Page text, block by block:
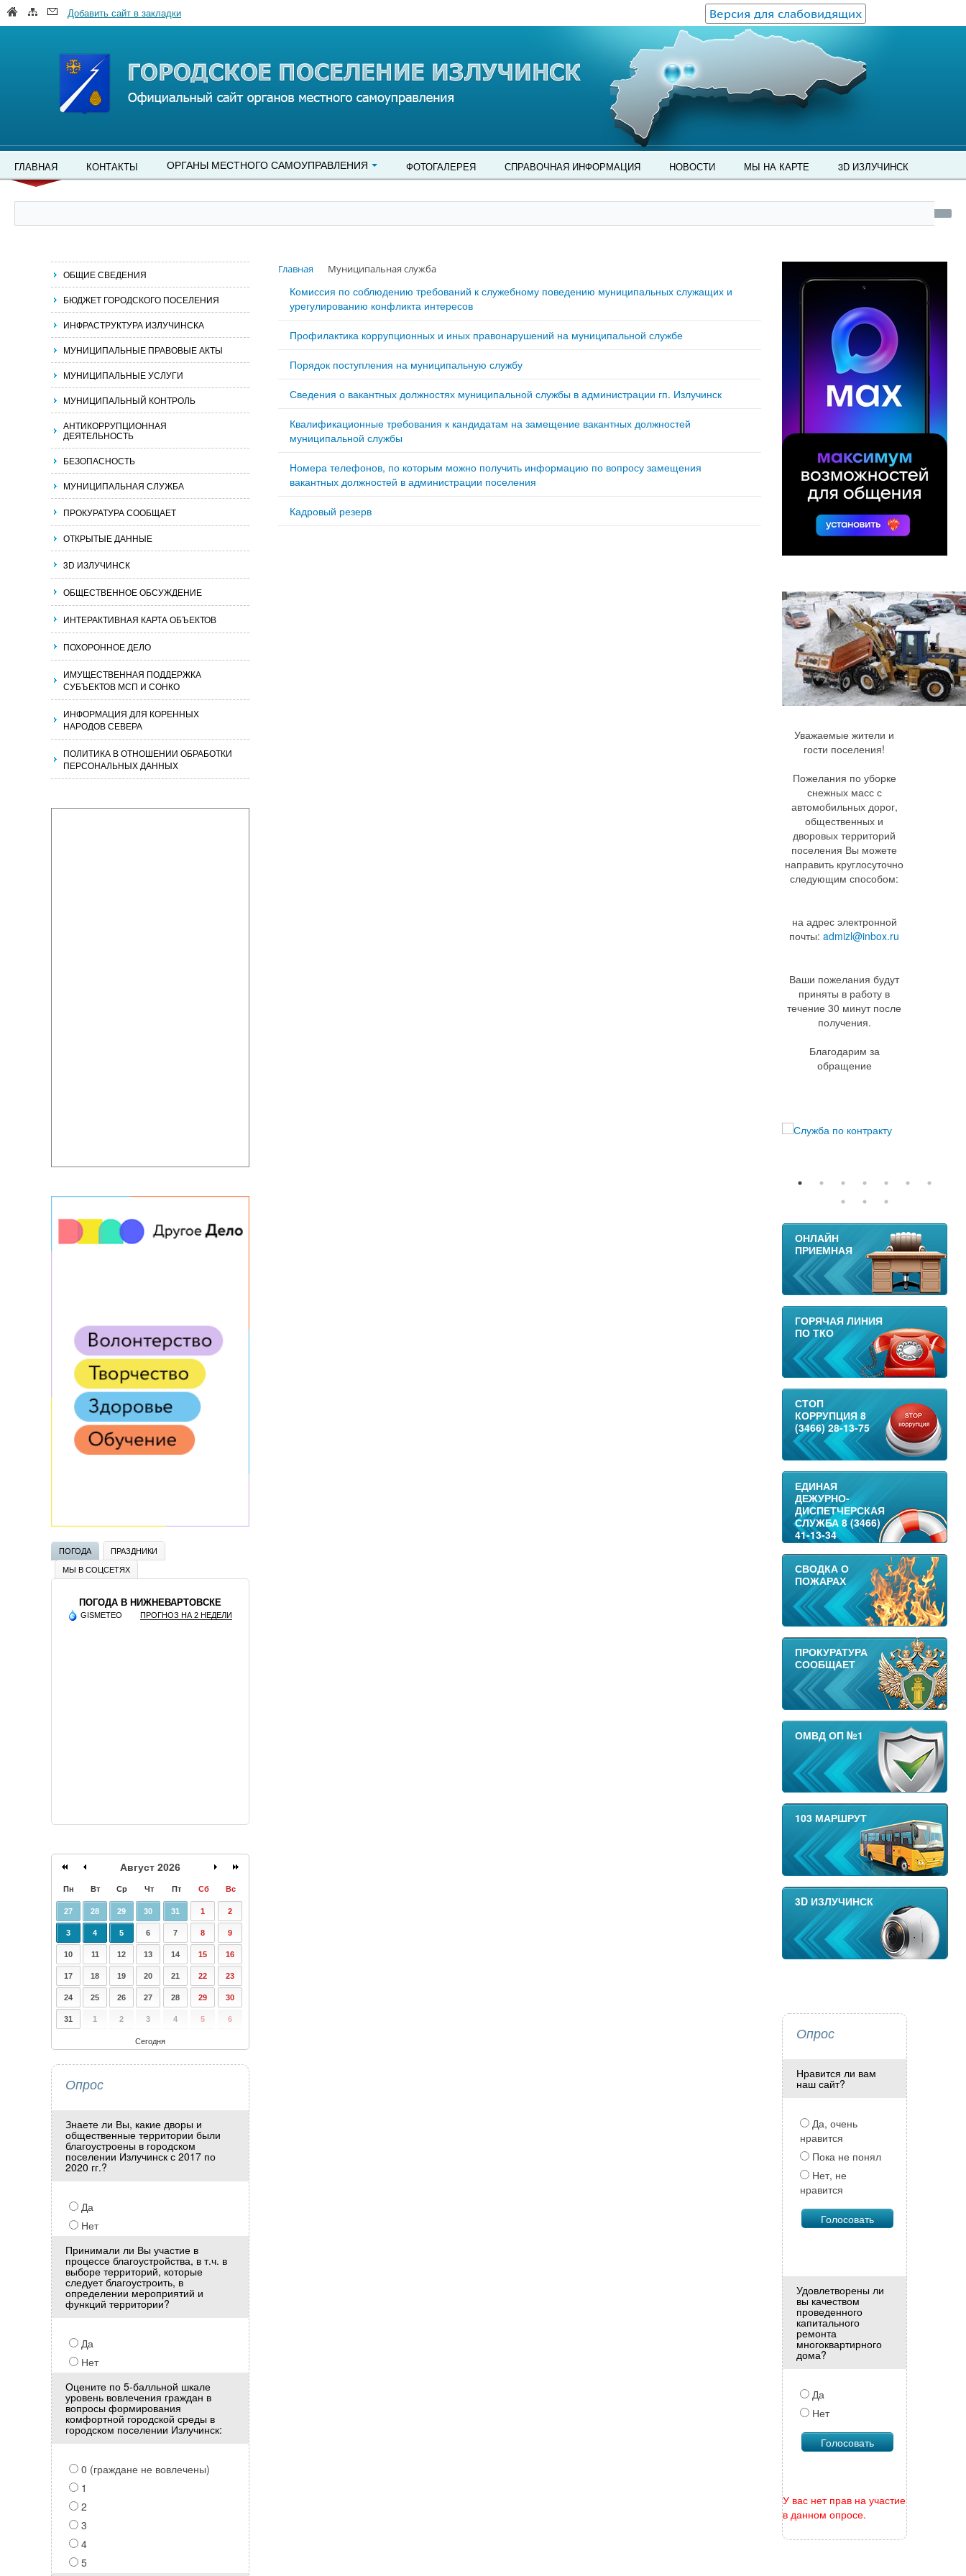
Версия для слабовидящих
Добавить сайт в закладки
ГЛАВНАЯ КОНТАКТЫ ОРГАНЫ МЕСТНОГО САМОУПРАВЛЕНИЯ ФОТОГАЛЕРЕЯ СПРАВОЧНАЯ ИНФОРМАЦИЯ НОВОСТИ МЫ НА КАРТЕ 3D ИЗЛУЧИНСК
Главная Муниципальная служба
Комиссия по соблюдению требований к служебному поведению муниципальных служащих и
урегулированию конфликта интересов
Профилактика коррупционных и иных правонарушений на муниципальной службе
Порядок поступления на муниципальную службу
Сведения о вакантных должностях муниципальной службы в администрации гп. Излучинск
Квалификационные требования к кандидатам на замещение вакантных должностей
муниципальной службы
Номера телефонов, по которым можно получить информацию по вопросу замещения
вакантных должностей в администрации поселения
Кадровый резерв
ОБЩИЕ СВЕДЕНИЯ
БЮДЖЕТ ГОРОДСКОГО ПОСЕЛЕНИЯ
ИНФРАСТРУКТУРА ИЗЛУЧИНСКА
МУНИЦИПАЛЬНЫЕ ПРАВОВЫЕ АКТЫ
МУНИЦИПАЛЬНЫЕ УСЛУГИ
МУНИЦИПАЛЬНЫЙ КОНТРОЛЬ
АНТИКОРРУПЦИОННАЯ
ДЕЯТЕЛЬНОСТЬ
БЕЗОПАСНОСТЬ
МУНИЦИПАЛЬНАЯ СЛУЖБА
ПРОКУРАТУРА СООБЩАЕТ
ОТКРЫТЫЕ ДАННЫЕ
3D ИЗЛУЧИНСК
ОБЩЕСТВЕННОЕ ОБСУЖДЕНИЕ
ИНТЕРАКТИВНАЯ КАРТА ОБЪЕКТОВ
ПОХОРОННОЕ ДЕЛО
ИМУЩЕСТВЕННАЯ ПОДДЕРЖКА
СУБЪЕКТОВ МСП И СОНКО
ИНФОРМАЦИЯ ДЛЯ КОРЕННЫХ
НАРОДОВ СЕВЕРА
ПОЛИТИКА В ОТНОШЕНИИ ОБРАБОТКИ
ПЕРСОНАЛЬНЫХ ДАННЫХ
ПОГОДА
ПРАЗДНИКИ
МЫ В СОЦСЕТЯХ
ПОГОДА В НИЖНЕВАРТОВСКЕ
GISMETEO ПРОГНОЗ НА 2 НЕДЕЛИ
Август 2026
Пн Вт Ср Чт Пт Сб Вс
27 28 29 30 31 1 2
3 4 5 6 7 8 9
10 11 12 13 14 15 16
17 18 19 20 21 22 23
24 25 26 27 28 29 30
31 1 2 3 4 5 6
Сегодня
Опрос
Знаете ли Вы, какие дворы и
общественные территории были
благоустроены в городском
поселении Излучинск с 2017 по
2020 гг.?
Да
Нет
Принимали ли Вы участие в
процессе благоустройства, в т.ч. в
выборе территорий, которые
следует благоустроить, в
определении мероприятий и
функций территории?
Да
Нет
Оцените по 5-балльной шкале
уровень вовлечения граждан в
вопросы формирования
комфортной городской среды в
городском поселении Излучинск:
0 (граждане не вовлечены)
1
2
3
4
5
Уважаемые жители и
гости поселения!
Пожелания по уборке
снежных масс с
автомобильных дорог,
общественных и
дворовых территорий
поселения Вы можете
направить круглосуточно
следующим способом:
на адрес электронной
почты:admizl@inbox.ru
Ваши пожелания будут
приняты в работу в
течение 30 минут после
получения.
Благодарим за
обращение
11
ОНЛАЙН
ПРИЕМНАЯ
ГОРЯЧАЯ ЛИНИЯ
ПО ТКО
СТОП
КОРРУПЦИЯ 8
(3466) 28-13-75
ЕДИНАЯ
ДЕЖУРНО-
ДИСПЕТЧЕРСКАЯ
СЛУЖБА 8 (3466)
41-13-34
СВОДКА О
ПОЖАРАХ
ПРОКУРАТУРА
СООБЩАЕТ
ОМВД ОП №1
103 МАРШРУТ
3D ИЗЛУЧИНСК
Опрос
Нравится ли вам
наш сайт?
Да, очень
нравится
Пока не понял
Нет, не
нравится
Удовлетворены ли
вы качеством
проведенного
капитального
ремонта
многоквартирного
дома?
Да
Нет
У вас нет прав на участие
в данном опросе.